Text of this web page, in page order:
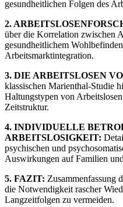
gesundheitlichen Folgen des
2.
über die Korrelation zwischen
gesundheitlichem
Arbeitsmarktintegration.
3. DIE ARBEITSLOSEN
klassischen Marienthal-Studie
Haltungstypen von
Zeitstruktur.
4. INDIVIDUELLE
ARBEITSLOSIGKEIT:
psychischen und
Auswirkungen auf Familien
5. FAZIT: Zusammenfassung
die Notwendigkeit rascher
Langzeitfolgen zu vermeiden.